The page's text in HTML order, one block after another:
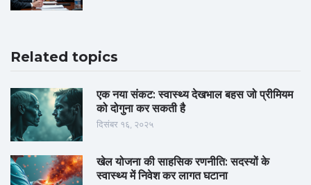
Related topics
एक नया संकट: स्वास्थ्य देखभाल बहस जो प्रीमियम
को दोगुना कर सकती है
दिसंबर १६, २०२५
खेल योजना की साहसिक रणनीति: सदस्यों के
स्वास्थ्य में निवेश कर लागत घटाना